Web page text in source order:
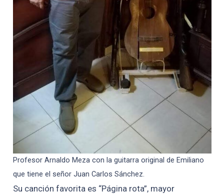
Profesor Arnaldo Meza con la guitarra original de Emiliano
que tiene el señor Juan Carlos Sánchez.
Su canción favorita es “Página rota”, mayor